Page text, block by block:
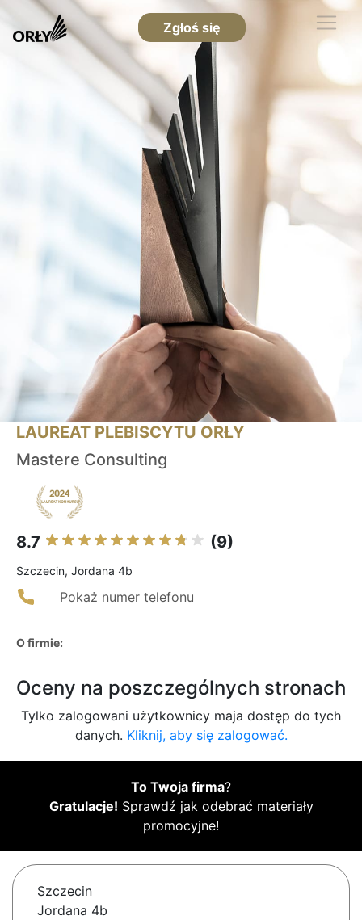
Zgłoś się
LAUREAT PLEBISCYTU ORŁY
Mastere Consulting
8.7 (9)
Szczecin, Jordana 4b
Pokaż numer telefonu
O firmie:
Oceny na poszczególnych stronach
Tylko zalogowani użytkownicy maja dostęp do tych
danych. Kliknij, aby się zalogować.
To Twoja firma?
Gratulacje! Sprawdź jak odebrać materiały
promocyjne!
Szczecin
Jordana 4b